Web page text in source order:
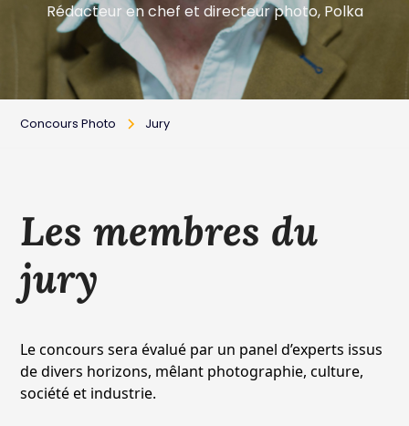
Rédacteur en chef et directeur photo, Polka
Concours Photo Jury
Les membres du
jury
Le concours sera évalué par un panel d’experts issus
de divers horizons, mêlant photographie, culture,
société et industrie.